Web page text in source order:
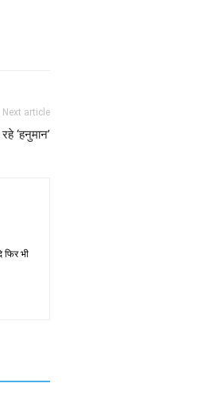
Next article
‘हनुमान’
फिर भी